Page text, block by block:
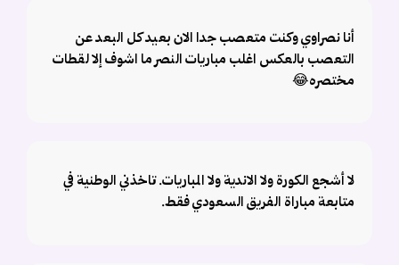
أنا نصراوي وكنت متعصب جدا الان بعيد كل البعد عن
التعصب بالعكس اغلب مباريات النصر ما اشوف إلا لقطات
مختصره😂
لا أشجع الكورة ولا الاندية ولا المباريات. تاخذني الوطنية في
متابعة مباراة الفريق السعودي فقط.